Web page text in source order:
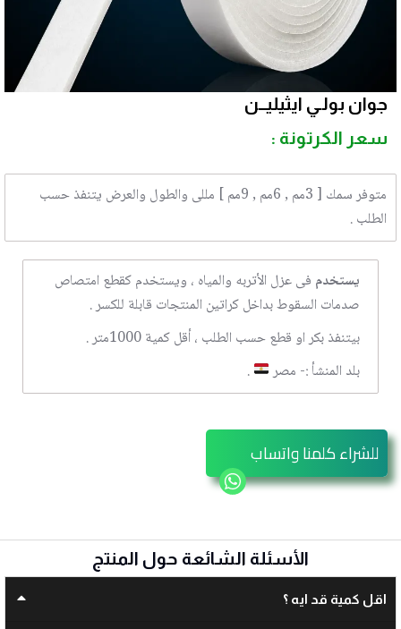
جوان بولـي ايثيليــن
سعر الكرتونة :
متوفر سمك [ 3مم , 6مم , 9مم ] مللى والطول والعرض يتنفذ حسب
الطلب .
يستخدم فى عزل الأتربه والمياه ، ويستخدم كقطع امتصاص
صدمات السقوط بداخل كراتين المنتجات قابلة للكسر .
بيتنفذ بكر او قطع حسب الطلب ، أقل كمية 1000متر .
بلد المنشأ :- مصر
.
للشراء كلمنا واتساب
الأسئلة الشائعة حول المنتج
اقل كمية قد ايه ؟